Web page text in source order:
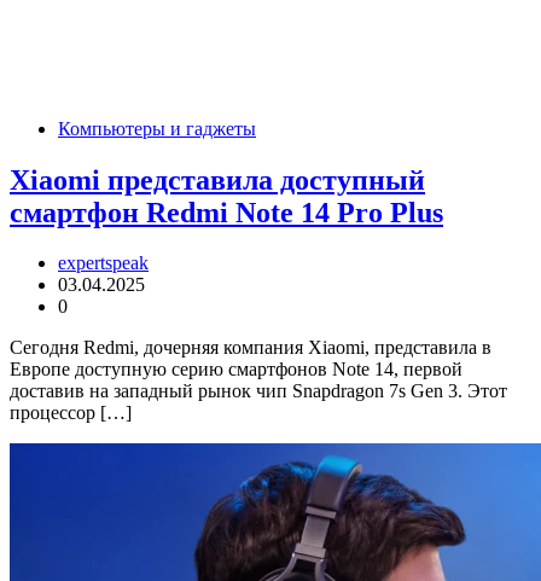
Компьютеры и гаджеты
Xiaomi представила доступный
смартфон Redmi Note 14 Pro Plus
expertspeak
03.04.2025
0
Сегодня Redmi, дочерняя компания Xiaomi, представила в
Европе доступную серию смартфонов Note 14, первой
доставив на западный рынок чип Snapdragon 7s Gen 3. Этот
процессор […]